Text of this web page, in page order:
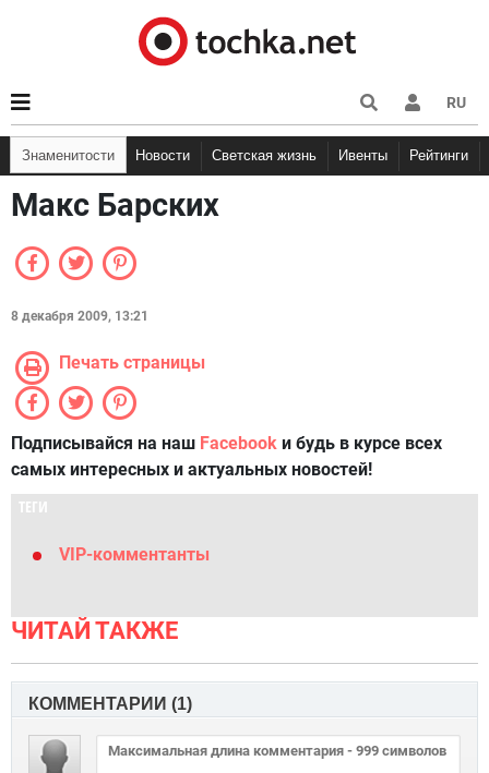
RU
Знаменитости Новости Светская жизнь Ивенты Рейтинги
Макс Барских
8 декабря 2009, 13:21
Печать страницы
Подписывайся на наш Facebook и будь в курсе всех
самых интересных и актуальных новостей!
ТЕГИ
VIP-комментанты
ЧИТАЙ ТАКЖЕ
КОММЕНТАРИИ (1)